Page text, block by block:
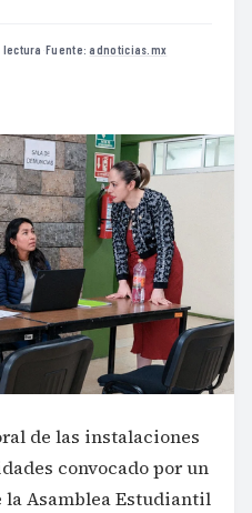
lectura ·Fuente:adnoticias.mx
de las instalaciones
convocado por un
la Asamblea Estudiantil